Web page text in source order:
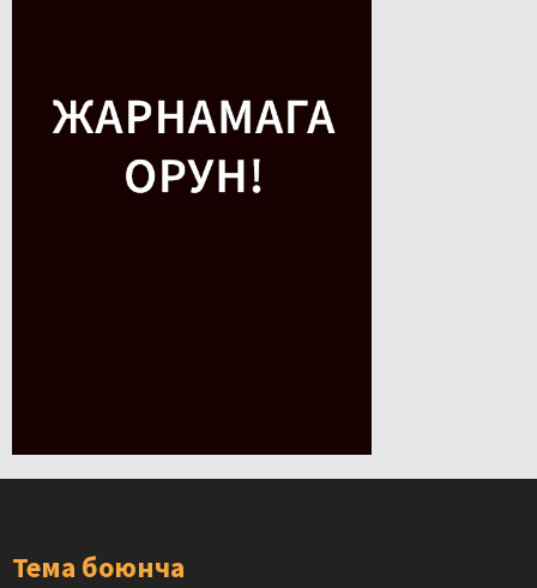
Тема боюнча